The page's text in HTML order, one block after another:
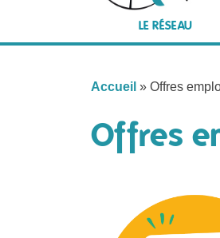
LE RÉSEAU
Accueil » Offres
Offres